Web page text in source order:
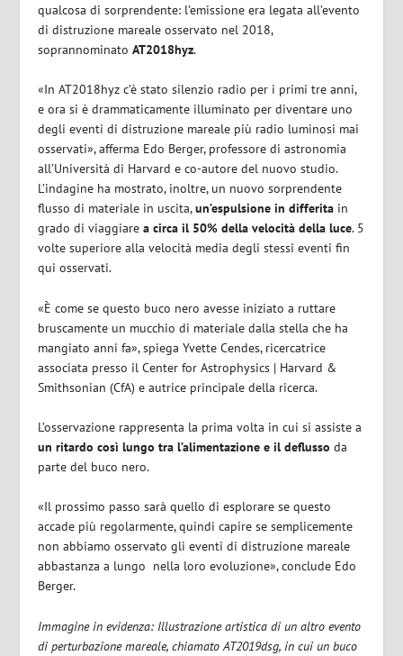
qualcosa di sorprendente: l’emissione era legata all’evento
di distruzione mareale osservato nel 2018,
soprannominatoAT2018hyz.
«In AT2018hyz c’è stato silenzio radio per i primi tre anni,
e ora si è drammaticamente illuminato per diventare uno
degli eventi di distruzione mareale più radio luminosi mai
osservati», afferma Edo Berger, professore di astronomia
all’Università di Harvard e co-autore del nuovo studio.
L’indagine ha mostrato, inoltre, un nuovo sorprendente
flusso di materiale in uscita,un’espulsione in differita in
grado di viaggiare a circa il 50% della velocità della luce. 5
volte superiore alla velocità media degli stessi eventi fin
qui osservati.
«È come se questo buco nero avesse iniziato a ruttare
bruscamente un mucchio di materiale dalla stella che ha
mangiato anni fa», spiega Yvette Cendes, ricercatrice
associata presso il Center for Astrophysics | Harvard &
Smithsonian (CfA) e autrice principale della ricerca.
L’osservazione rappresenta la prima volta in cui si assiste a
un ritardo così lungo tra l’alimentazione e il deflussoda
parte del buco nero.
«Il prossimo passo sarà quello di esplorare se questo
accade più regolarmente, quindi capire se semplicemente
non abbiamo osservato gli eventi di distruzione mareale
abbastanza a lungo nella loro evoluzione», conclude Edo
Berger.
Immagine in evidenza: Illustrazione artistica di un altro evento
di perturbazione mareale, chiamato AT2019dsg, in cui un buco